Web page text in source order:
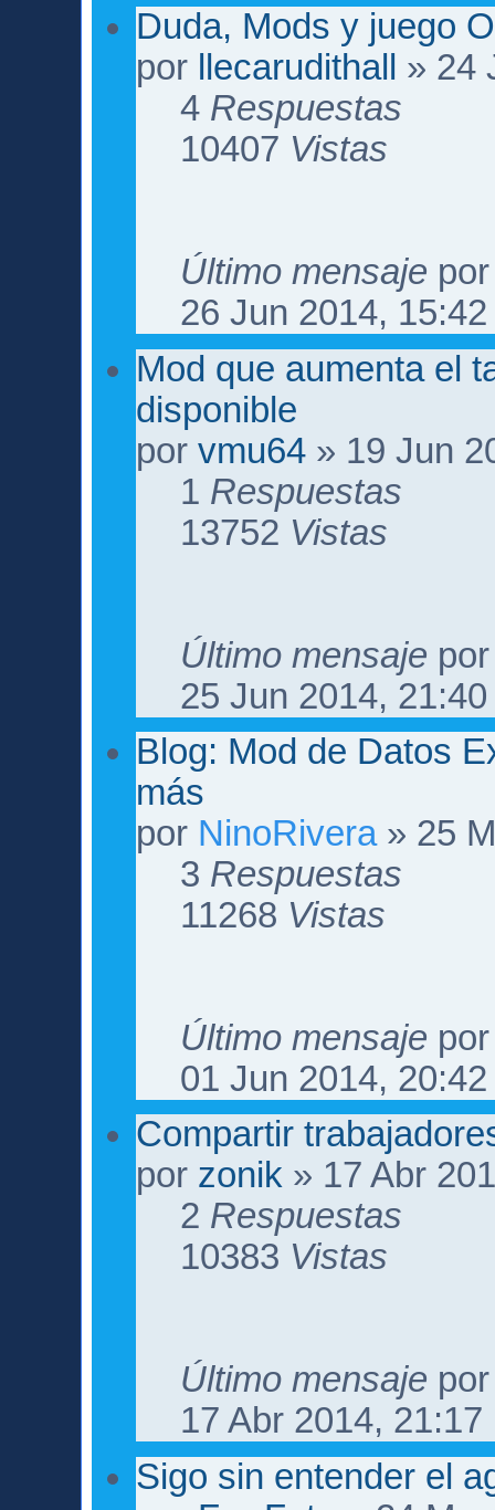
Duda, Mods y juego
por
llecarudithall
» 24
4 Respuestas
10407 Vistas
Último mensaje
26 Jun 2014, 15:42
Mod que aumenta el
disponible
porvmu64 » 19 Jun
1 Respuestas
13752 Vistas
Último mensaje
25 Jun 2014, 21:40
Blog: Mod de Datos
más
por NinoRivera» 25
3 Respuestas
11268 Vistas
Último mensaje
01 Jun 2014, 20:42
Compartir
por zonik » 17 Abr
2 Respuestas
10383 Vistas
Último mensaje
17 Abr 2014, 21:17
Sigo sin entender el